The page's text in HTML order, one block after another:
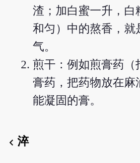
渣；加白蜜一升，白
和匀）中的熬香，就
气。
煎干：例如煎膏药（
膏药，把药物放在麻
能凝固的膏。
chevron_left淬